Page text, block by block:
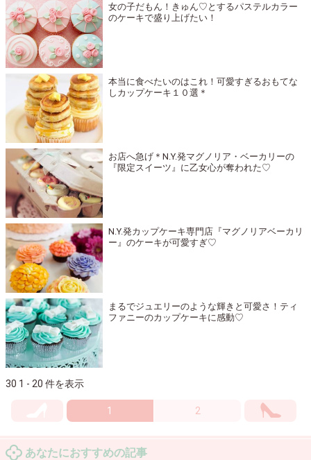
女の子だもん！きゅん♡とするパステルカラー
のケーキで盛り上げたい！
本当に食べたいのはこれ！可愛すぎるおもてな
しカップケーキ１０選＊
お店へ急げ＊N.Y.発マグノリア・ベーカリーの
『限定スイーツ』に乙女心が奪われた♡
N.Y.発カップケーキ専門店『マグノリアベーカリ
ー』のケーキが可愛すぎ♡
まるでジュエリーのような輝きと可愛さ！ティ
ファニーのカップケーキに感動♡
30 1 - 20 件を表示
1 2
あなたにおすすめの記事